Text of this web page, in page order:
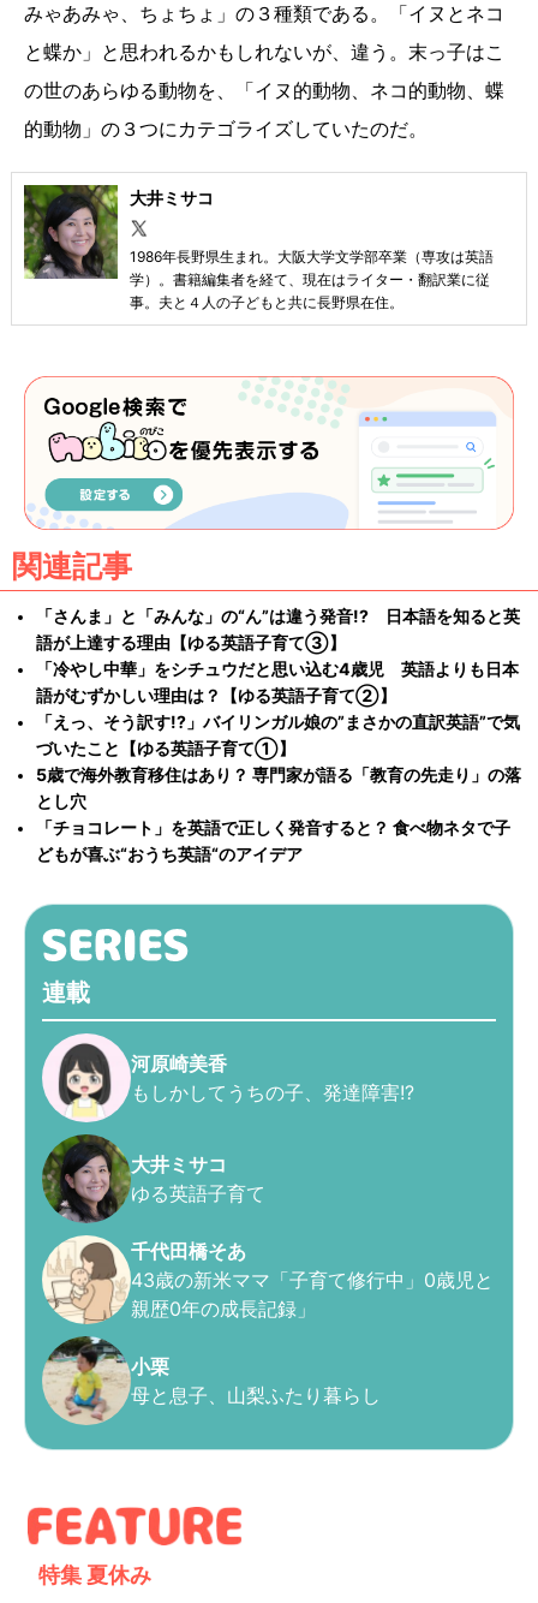
みゃあみゃ、ちょちょ」の３種類である。「イヌとネコ
と蝶か」と思われるかもしれないが、違う。末っ子はこ
の世のあらゆる動物を、「イヌ的動物、ネコ的動物、蝶
的動物」の３つにカテゴライズしていたのだ。
大井ミサコ
1986年長野県生まれ。大阪大学文学部卒業（専攻は英語
学）。書籍編集者を経て、現在はライター・翻訳業に従
事。夫と４人の子どもと共に長野県在住。
関連記事
「さんま」と「みんな」の“ん”は違う発音!? 日本語を知ると英
語が上達する理由【ゆる英語子育て③】
「冷やし中華」をシチュウだと思い込む4歳児 英語よりも日本
語がむずかしい理由は？【ゆる英語子育て②】
「えっ、そう訳す!?」バイリンガル娘の”まさかの直訳英語”で気
づいたこと【ゆる英語子育て①】
5歳で海外教育移住はあり？ 専門家が語る「教育の先走り」の落
とし穴
「チョコレート」を英語で正しく発音すると？ 食べ物ネタで子
どもが喜ぶ“おうち英語“のアイデア
連載
河原崎美香
もしかしてうちの子、発達障害!?
大井ミサコ
ゆる英語子育て
千代田橋そあ
43歳の新米ママ「子育て修行中」0歳児と
親歴0年の成長記録」
小栗
母と息子、山梨ふたり暮らし
特集 夏休み